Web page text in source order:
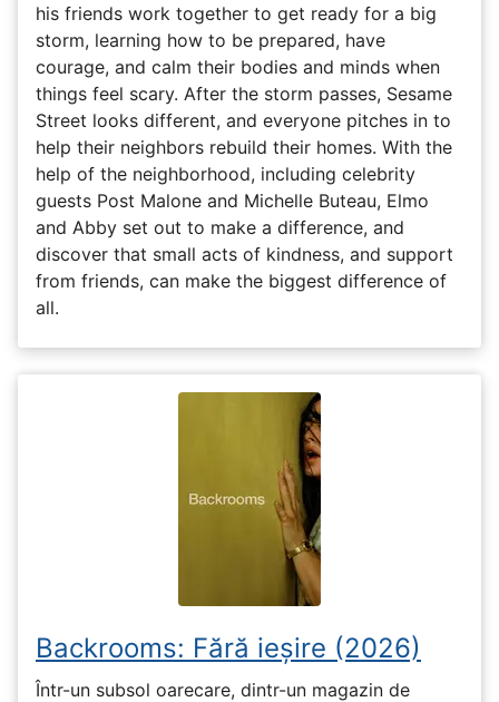
his friends work together to get ready for a big
storm, learning how to be prepared, have
courage, and calm their bodies and minds when
things feel scary. After the storm passes, Sesame
Street looks different, and everyone pitches in to
help their neighbors rebuild their homes. With the
help of the neighborhood, including celebrity
guests Post Malone and Michelle Buteau, Elmo
and Abby set out to make a difference, and
discover that small acts of kindness, and support
from friends, can make the biggest difference of
all.
Backrooms: Fără ieșire (2026)
Într-un subsol oarecare, dintr-un magazin de